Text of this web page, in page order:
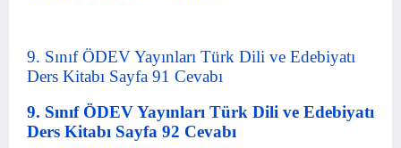
9. Sınıf ÖDEV Yayınları Türk Dili ve Edebiyatı
Ders Kitabı Sayfa 91 Cevabı
9. Sınıf ÖDEV Yayınları Türk Dili ve Edebiyatı
Ders Kitabı Sayfa 92 Cevabı